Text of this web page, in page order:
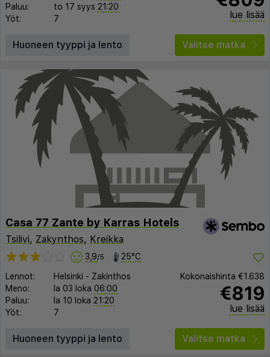
Paluu:
to 17 syys 21:20
Yöt:
7 lue lisää
Huoneen tyyppi ja lento Valitse matka
Casa 77 Zante by Karras Hotels
Tsilivi, Zakynthos, Kreikka
3,9/5 25°C
Lennot: Helsinki - Zakinthos
Meno:
la 03 loka 06:00
Paluu:
la 10 loka 21:20
Yöt:
7
Kokonaishinta €1.638
€819
lue lisää
Huoneen tyyppi ja lento Valitse matka